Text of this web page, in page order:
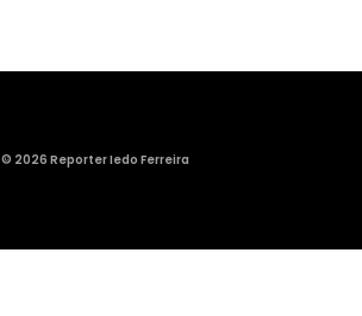
© 2026 Reporter Iedo Ferreira